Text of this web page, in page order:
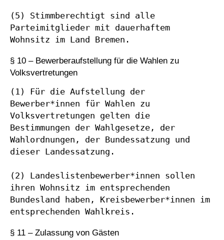
(5) Stimmberechtigt sind alle
Parteimitglieder mit dauerhaftem
Wohnsitz im Land Bremen.
§ 10 – Bewerberaufstellung für die Wahlen zu
Volksvertretungen
(1) Für die Aufstellung der
Bewerber*innen für Wahlen zu
Volksvertretungen gelten die
Bestimmungen der Wahlgesetze, der
Wahlordnungen, der Bundessatzung und
dieser Landessatzung.
(2) Landeslistenbewerber*innen sollen
ihren Wohnsitz im entsprechenden
Bundesland haben, Kreisbewerber*innen im
entsprechenden Wahlkreis.
§ 11 – Zulassung von Gästen